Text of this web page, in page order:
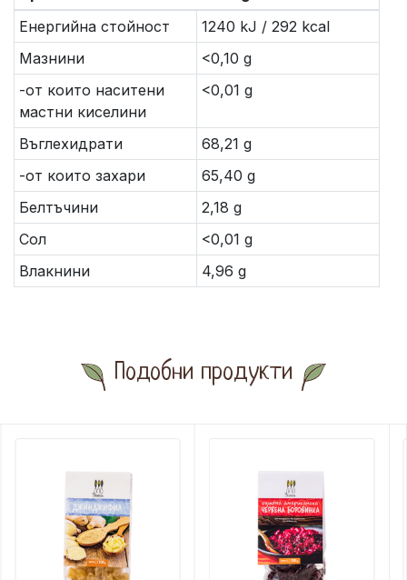
Енергийна стойност
1240 kJ / 292 kcal
Мазнини
<0,10 g
-от които наситени
мастни киселини
<0,01 g
Въглехидрати
68,21 g
-от които захари
65,40 g
Белтъчини
2,18 g
Сол
<0,01 g
Влакнини
4,96 g
Подобни продукти